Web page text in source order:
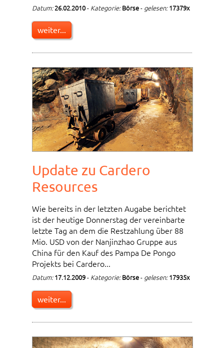
Datum: 26.02.2010- Kategorie: Börse- gelesen: 17379x
weiter...
Update zu Cardero
Resources
Wie bereits in der letzten Augabe berichtet
ist der heutige Donnerstag der vereinbarte
letzte Tag an dem die Restzahlung über 88
Mio. USD von der Nanjinzhao Gruppe aus
China für den Kauf des Pampa De Pongo
Projekts bei Cardero...
Datum: 17.12.2009- Kategorie: Börse- gelesen: 17935x
weiter...